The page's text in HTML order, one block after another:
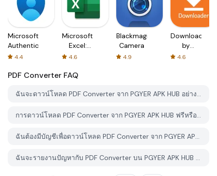
Microsoft
Authenticator
4.4
Microsoft
Excel:
Spreadsheets
4.6
Blackmagic
Camera
4.9
Downloader
by
AFTVnews
4.6
PDF Converter FAQ
ฉันจะดาวน์โหลด PDF Converter จาก PGYER APK HUB อย่างไร?
การดาวน์โหลด PDF Converter จาก PGYER APK HUB ฟรีหรือไม่?
ฉันต้องมีบัญชีเพื่อดาวน์โหลด PDF Converter จาก PGYER APK HUB หรือไม่?
ฉันจะรายงานปัญหากับ PDF Converter บน PGYER APK HUB ได้อย่างไร?